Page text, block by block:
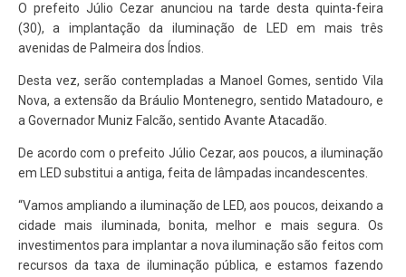
O prefeito Júlio Cezar anunciou na tarde desta quinta-feira
(30), a implantação da iluminação de LED em mais três
avenidas de Palmeira dos Índios.
Desta vez, serão contempladas a Manoel Gomes, sentido Vila
Nova, a extensão da Bráulio Montenegro, sentido Matadouro, e
a Governador Muniz Falcão, sentido Avante Atacadão.
De acordo com o prefeito Júlio Cezar, aos poucos, a iluminação
em LED substitui a antiga, feita de lâmpadas incandescentes.
“Vamos ampliando a iluminação de LED, aos poucos, deixando a
cidade mais iluminada, bonita, melhor e mais segura. Os
investimentos para implantar a nova iluminação são feitos com
recursos da taxa de iluminação pública, e estamos fazendo